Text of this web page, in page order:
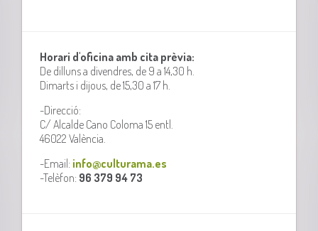
Horari d'oficina amb cita prèvia:
De dilluns a divendres, de 9 a 14,30 h.
Dimarts i dijous, de 15,30 a 17 h.
-Direcció:
C/ Alcalde Cano Coloma 15 entl.
46022 València.
-Email: info@culturama.es
-Telèfon: 96 379 94 73